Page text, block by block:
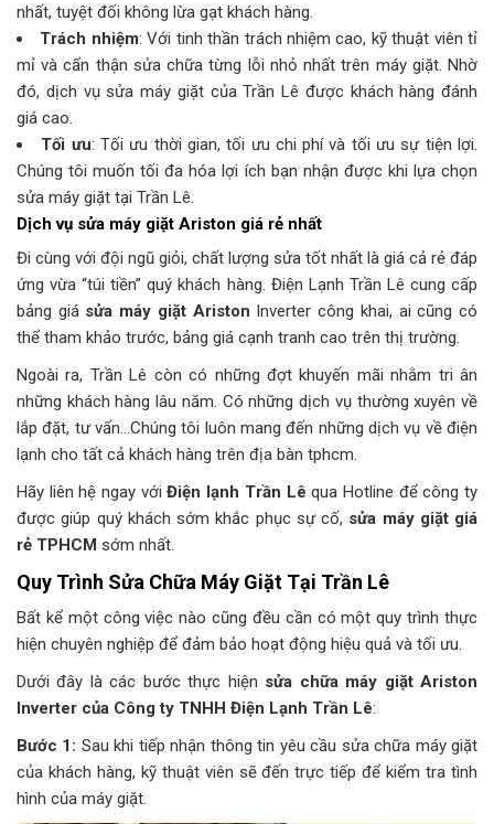
nhất, tuyệt đối không lừa gạt khách hàng.
Trách nhiệm: Với tinh thần trách nhiệm cao, kỹ thuật viên tỉ
mỉ và cẩn thận sửa chữa từng lỗi nhỏ nhất trên máy giặt. Nhờ
đó, dịch vụ sửa máy giặt của Trần Lê được khách hàng đánh
giá cao.
Tối ưu: Tối ưu thời gian, tối ưu chi phí và tối ưu sự tiện lợi.
Chúng tôi muốn tối đa hóa lợi ích bạn nhận được khi lựa chọn
sửa máy giặt tại Trần Lê.
Dịch vụ sửa máy giặt Ariston giá rẻ nhất
Đi cùng với đội ngũ giỏi, chất lượng sửa tốt nhất là giá cả rẻ đáp
ứng vừa “túi tiền” quý khách hàng. Điện Lạnh Trần Lê cung cấp
bảng giá sửa máy giặt Ariston Inverter công khai, ai cũng có
thể tham khảo trước, bảng giá cạnh tranh cao trên thị trường.
Ngoài ra, Trần Lê còn có những đợt khuyến mãi nhằm tri ân
những khách hàng lâu năm. Có những dịch vụ thường xuyên về
lắp đặt, tư vấn…Chúng tôi luôn mang đến những dịch vụ về điện
lạnh cho tất cả khách hàng trên địa bàn tphcm.
Hãy liên hệ ngay vớiĐiện lạnh Trần Lê qua Hotline để công ty
được giúp quý khách sớm khắc phục sự cố, sửa máy giặt giá
rẻ TPHCM sớm nhất.
Quy Trình Sửa Chữa Máy Giặt Tại Trần Lê
Bất kể một công việc nào cũng đều cần có một quy trình thực
hiện chuyên nghiệp để đảm bảo hoạt động hiệu quả và tối ưu.
Dưới đây là các bước thực hiện sửa chữa máy giặt Ariston
Inverter của Công ty TNHH Điện Lạnh Trần Lê:
Bước 1: Sau khi tiếp nhận thông tin yêu cầu sửa chữa máy giặt
của khách hàng, kỹ thuật viên sẽ đến trực tiếp để kiểm tra tình
hình của máy giặt.